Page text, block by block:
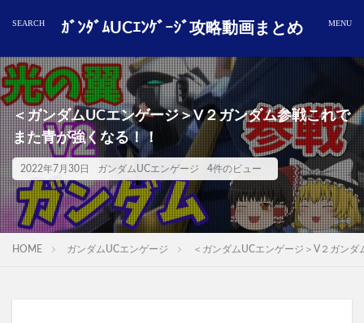
ｶﾞﾝﾀﾞﾑUCｴﾝｹﾞｰｼﾞ攻略動画まとめ
＜ガンダムUCエンゲージ＞V２ガンダム参戦これで
また青が強くなる！！
2022年7月30日 ガンダムUCエンゲージ 4件のビュー
HOME ガンダムUCエンゲージ ＜ガンダムUCエンゲージ＞V２ガン